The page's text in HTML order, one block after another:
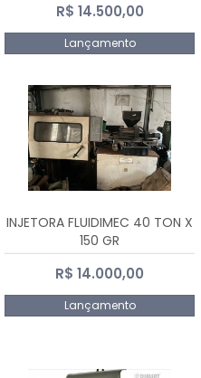
R$ 14.500,00
Lançamento
INJETORA FLUIDIMEC 40 TON X
150 GR
R$ 14.000,00
Lançamento